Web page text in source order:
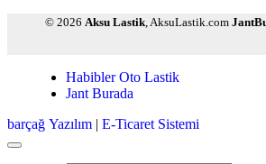
© 2026 Aksu Lastik, AksuLastik.com
Habibler Oto Lastik
Jant Burada
barçağ Yazılım | E-Ticaret Sistemi